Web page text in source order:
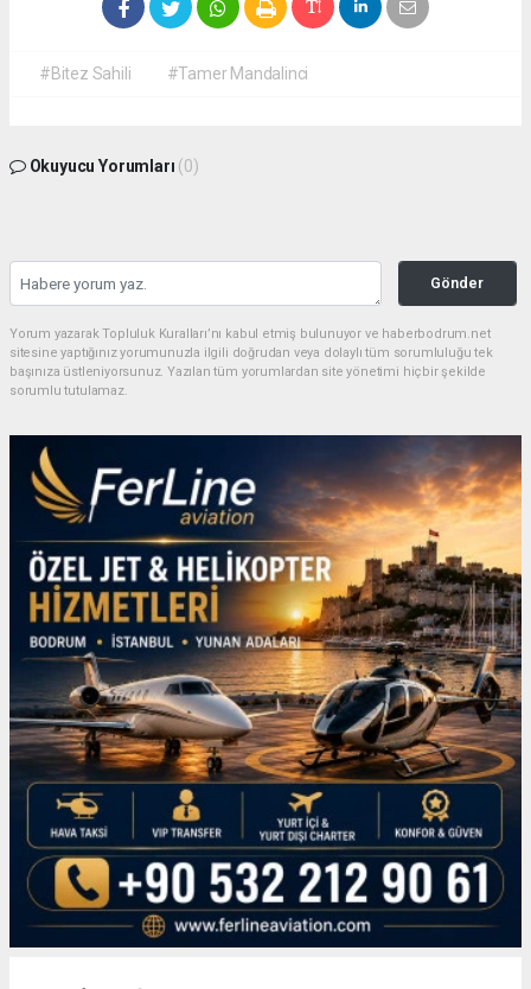
#Bitez Sahili #Tamer Mandalinci
Okuyucu Yorumları (0)
Gönder
Yorum yazarak Topluluk Kuralları’nı kabul etmiş bulunuyor ve haberbodrum.net
sitesine yaptığınız yorumunuzla ilgili doğrudan veya dolaylı tüm sorumluluğu tek
başınıza üstleniyorsunuz. Yazılan tüm yorumlardan site yönetimi hiçbir şekilde
sorumlu tutulamaz.